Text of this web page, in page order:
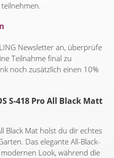
teilnehmen.
Newsletter an, überprüfe
Teilnahme final zu
noch zusätzlich einen 10%
S-418 Pro All Black Matt
Black Mat holst du dir echtes
Das elegante All-Black-
Look, während die